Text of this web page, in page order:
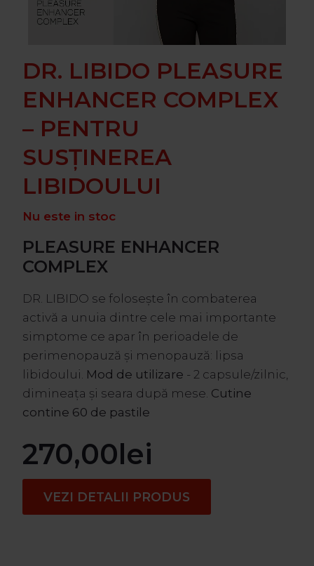
DR. LIBIDO PLEASURE
ENHANCER COMPLEX
– PENTRU
SUSȚINEREA
LIBIDOULUI
Nu este in stoc
PLEASURE ENHANCER
COMPLEX
DR. LIBIDO se folosește în combaterea
activă a unuia dintre cele mai importante
simptome ce apar în perioadele de
perimenopauză și menopauză: lipsa
libidoului. Mod de utilizare - 2 capsule/zilnic,
dimineața și seara după mese. Cutine
contine 60 de pastile
270,00lei
VEZI DETALII PRODUS